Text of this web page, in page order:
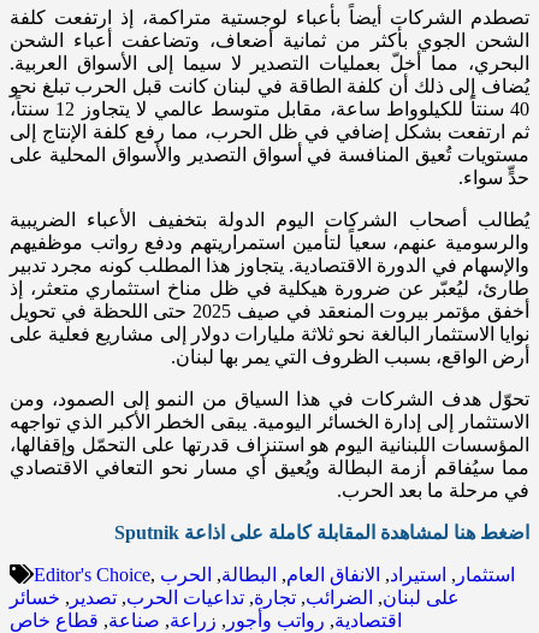
تصطدم الشركات أيضاً بأعباء لوجستية متراكمة، إذ ارتفعت كلفة
الشحن الجوي بأكثر من ثمانية أضعاف، وتضاعفت أعباء الشحن
البحري، مما أخلّ بعمليات التصدير لا سيما إلى الأسواق العربية.
يُضاف إلى ذلك أن كلفة الطاقة في لبنان كانت قبل الحرب تبلغ نحو
40 سنتاً للكيلوواط ساعة، مقابل متوسط عالمي لا يتجاوز 12 سنتاً،
ثم ارتفعت بشكل إضافي في ظل الحرب، مما رفع كلفة الإنتاج إلى
مستويات تُعيق المنافسة في أسواق التصدير والأسواق المحلية على
حدٍّ سواء.
يُطالب أصحاب الشركات اليوم الدولة بتخفيف الأعباء الضريبية
والرسومية عنهم، سعياً لتأمين استمراريتهم ودفع رواتب موظفيهم
والإسهام في الدورة الاقتصادية. يتجاوز هذا المطلب كونه مجرد تدبير
طارئ، ليُعبّر عن ضرورة هيكلية في ظل مناخ استثماري متعثر، إذ
أخفق مؤتمر بيروت المنعقد في صيف 2025 حتى اللحظة في تحويل
نوايا الاستثمار البالغة نحو ثلاثة مليارات دولار إلى مشاريع فعلية على
أرض الواقع، بسبب الظروف التي يمر بها لبنان.
تحوّل هدف الشركات في هذا السياق من النمو إلى الصمود، ومن
الاستثمار إلى إدارة الخسائر اليومية. يبقى الخطر الأكبر الذي تواجهه
المؤسسات اللبنانية اليوم هو استنزاف قدرتها على التحمّل وإقفالها،
مما سيُفاقم أزمة البطالة ويُعيق أي مسار نحو التعافي الاقتصادي
في مرحلة ما بعد الحرب.
اضغط هنا لمشاهدة المقابلة كاملة على اذاعة Sputnik
Editor's Choice, استثمار , استيراد, الانفاق العام, البطالة, الحرب
على لبنان, الضرائب, تجارة, تداعيات الحرب, تصدير , خسائر
اقتصادية, رواتب وأجور , زراعة, صناعة, قطاع خاص